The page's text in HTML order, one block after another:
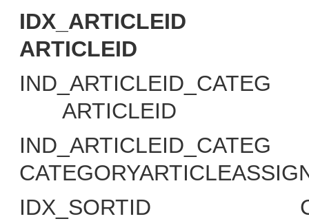
IDX_ARTICLEID
ARTICLEID
IND_ARTICLEID_CATEG
ARTICLEID
IND_ARTICLEID_CATEG
IDX_SORTID